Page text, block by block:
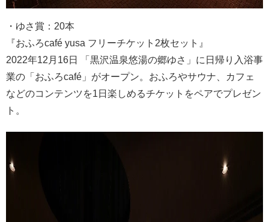
・ゆさ賞：20本
『おふろcafé yusa フリーチケット2枚セット』
2022年12月16日 「黒沢温泉悠湯の郷ゆさ」に日帰り入浴事
業の「おふろcafé」がオープン。おふろやサウナ、カフェ
などのコンテンツを1日楽しめるチケットをペアでプレゼン
ト。